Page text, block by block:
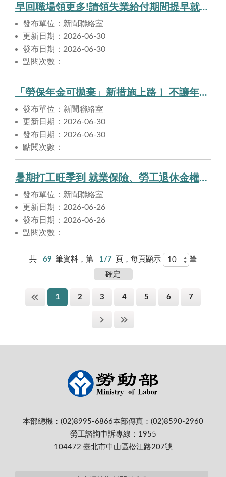
早回職場領更多!請領失業給付期間提早就業，可申領提早就業獎助津貼
發布單位：新聞聯絡室
更新日期：2026-06-30
發布日期：2026-06-30
點閱次數：
「勞保年金可拋棄」新措施上路！ 不讓年金影響弱勢民眾的社福權益
發布單位：新聞聯絡室
更新日期：2026-06-30
發布日期：2026-06-30
點閱次數：
暑期打工旺季到 就業保險、勞工退休金權益有保障
發布單位：新聞聯絡室
更新日期：2026-06-26
發布日期：2026-06-26
點閱次數：
共 69 筆資料，第 1/7 頁，每頁顯示 筆
1 2 3 4 5 6 7
本部總機：(02)8995-6866本部傳真：(02)8590-2960
勞工諮詢申訴專線：1955
104472 臺北市中山區松江路207號